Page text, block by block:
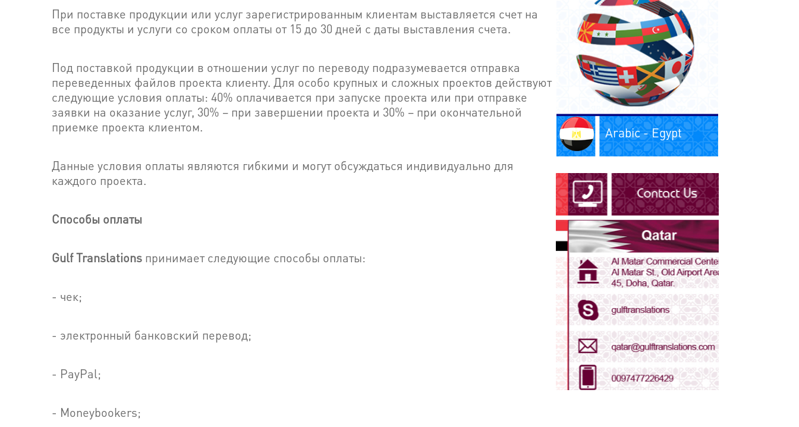
При поставке продукции или услуг зарегистрированным клиентам выставляется счет на
все продукты и услуги со сроком оплаты от 15 до 30 дней с даты выставления счета.
Под поставкой продукции в отношении услуг по переводу подразумевается отправка
переведенных файлов проекта клиенту. Для особо крупных и сложных проектов действуют
следующие условия оплаты: 40% оплачивается при запуске проекта или при отправке
заявки на оказание услуг, 30% – при завершении проекта и 30% – при окончательной
приемке проекта клиентом.
Данные условия оплаты являются гибкими и могут обсуждаться индивидуально для
каждого проекта.
Способы оплаты
Gulf Translations принимает следующие способы оплаты:
- чек;
- электронный банковский перевод;
- PayPal;
- Moneybookers;
Arabic - Egypt
Arabic - Iraq
Arabic - Kuwait
Arabic - Libya
Arabic - Oman
Arabic - Qatar